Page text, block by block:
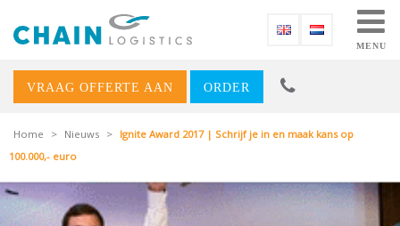
MENU
VRAAG OFFERTE AAN ORDER
Home > Nieuws > Ignite Award 2017 | Schrijf je in en maak kans op
100.000,- euro